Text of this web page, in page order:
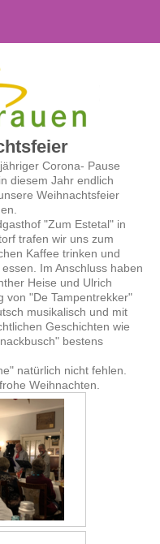
Corona- Pause
diesem Jahr endlich
Weihnachtsfeier
"Zum Estetal" in
trafen wir uns zum
Kaffee trinken und
Im Anschluss haben
Heise und Ulrich
von "De Tampentrekker"
musikalisch und mit
Geschichten wie
bestens
natürlich nicht fehlen.
Weihnachten.